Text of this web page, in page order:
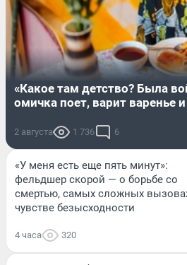
«Какое там детство? Была
омичка поет, варит варенье
2 августа 1 736 6
«У меня есть еще пять минут»:
фельдшер скорой — о борьбе со
смертью, самых сложных
чувстве безысходности
4 часа 320